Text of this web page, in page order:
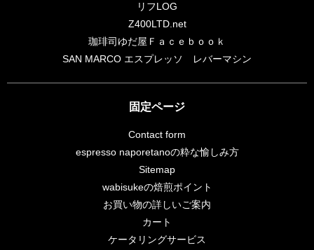
リフLOG
Z400LTD.net
珈琲司ゆだ屋Ｆａｃｅｂｏｏｋ
SAN MARCO エスプレッソ レバーマシン
固定ページ
Contact form
espresso naporetanoの粋な愉しみ方
Sitemap
wabisukeの焙煎ポイント
お買い物の詳しいご案内
カート
ケータリングサービス